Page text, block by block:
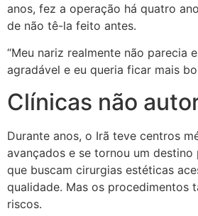
anos, fez a operação há quatro
de não tê-la feito antes.
“Meu nariz realmente não parecia
agradável e eu queria ficar mais
Clínicas não
Durante anos, o Irã teve centros
avançados e se tornou um destino
que buscam cirurgias estéticas
qualidade. Mas os procedimentos
riscos.